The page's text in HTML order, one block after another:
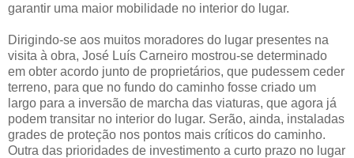
garantir uma maior mobilidade no interior do lugar.
Dirigindo-se aos muitos moradores do lugar presentes na
visita à obra, José Luís Carneiro mostrou-se determinado
em obter acordo junto de proprietários, que pudessem ceder
terreno, para que no fundo do caminho fosse criado um
largo para a inversão de marcha das viaturas, que agora já
podem transitar no interior do lugar. Serão, ainda, instaladas
grades de proteção nos pontos mais críticos do caminho.
Outra das prioridades de investimento a curto prazo no lugar